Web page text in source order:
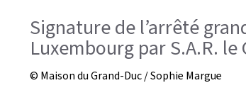
Signature de l’arrêté
Luxembourg par S.A.R. le
© Maison du Grand-Duc / Sophie Margue